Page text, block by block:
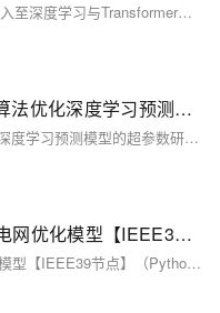
本系列文章从机器学习基础出发，逐步深入至深度学习与Transformer模型，探讨AI关键技术原理及应用。内容涵盖模型架构解析、典型模型对比、预训练与微调策略，并结合Hugging Face平台进行实战演示，适合初学者与开发者系统学习AI核心知识。
【WOA-CNN-LSTM】基于鲸鱼算法优化深度学习预测模型的超参数研究（Matlab代码实现）
【WOA-CNN-LSTM】基于鲸鱼算法优化深度学习预测模型的超参数研究（Matlab代码实现）
基于DistFlow的含分布式电源配电网优化模型【IEEE39节点】（Python代码实现）
基于DistFlow的含分布式电源配电网优化模型【IEEE39节点】（Python代码实现）